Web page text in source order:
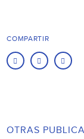
COMPARTIR
OTRAS